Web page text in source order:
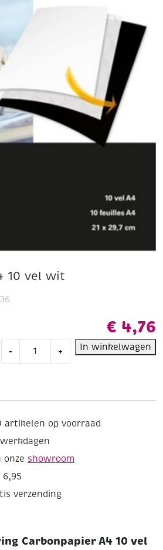
10 vel wit
€ 4,76
- + In winkelwagen
artikelen op voorraad
onze showroom
6,95
verzending
Carbonpapier A4 10 vel